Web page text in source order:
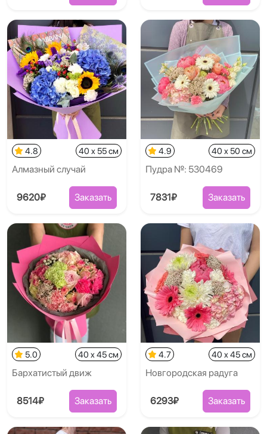
4.8 40 x 55 см
Алмазный случай
9620₽ Заказать
4.9 40 x 50 см
Пудра №: 530469
7831₽ Заказать
5.0 40 x 45 см
Бархатистый движ
8514₽ Заказать
4.7 40 x 45 см
Новгородская радуга
6293₽ Заказать